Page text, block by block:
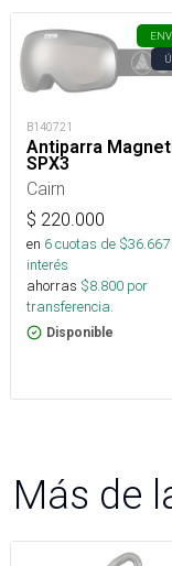
B140721
Antiparra
SPX3
Cairn
$ 220.000
en 6cuotas de $36.667
interés
ahorras $8.800 por
transferencia.
Disponible
Más de